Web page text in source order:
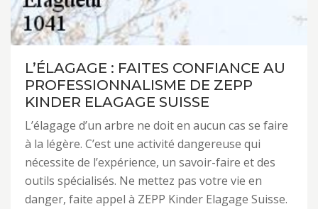
L’ÉLAGAGE : FAITES CONFIANCE AU
PROFESSIONNALISME DE ZEPP
KINDER ELAGAGE SUISSE
L’élagage d’un arbre ne doit en aucun cas se faire
à la légère. C’est une activité dangereuse qui
nécessite de l’expérience, un savoir-faire et des
outils spécialisés. Ne mettez pas votre vie en
danger, faite appel à ZEPP Kinder Elagage Suisse.